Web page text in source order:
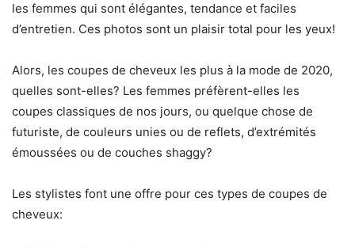
les femmes qui sont élégantes, tendance et faciles
d’entretien. Ces photos sont un plaisir total pour les yeux!
Alors, les coupes de cheveux les plus à la mode de 2020,
quelles sont-elles? Les femmes préfèrent-elles les
coupes classiques de nos jours, ou quelque chose de
futuriste, de couleurs unies ou de reflets, d’extrémités
émoussées ou de couches shaggy?
Les stylistes font une offre pour ces types de coupes de
cheveux: